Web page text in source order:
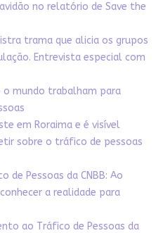
no relatório de Save the
trama que alicia os grupos
Entrevista especial com
o mundo trabalham para
em Roraima e é visível
sobre o tráfico de pessoas
de Pessoas da CNBB: Ao
a realidade para
ao Tráfico de Pessoas da